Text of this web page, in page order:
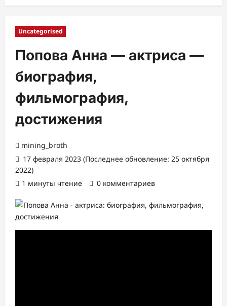
Uncategorised
Попова Анна — актриса —
биография,
фильмография,
достижения
mining_broth
17 февраля 2023 (Последнее обновление: 25 октября
2022)
1 минуты чтение
0 комментариев